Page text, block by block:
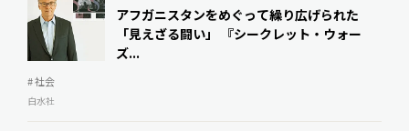
アフガニスタンをめぐって繰り広げられた
「見えざる闘い」 『シークレット・ウォー
ズ...
# 社会
白水社